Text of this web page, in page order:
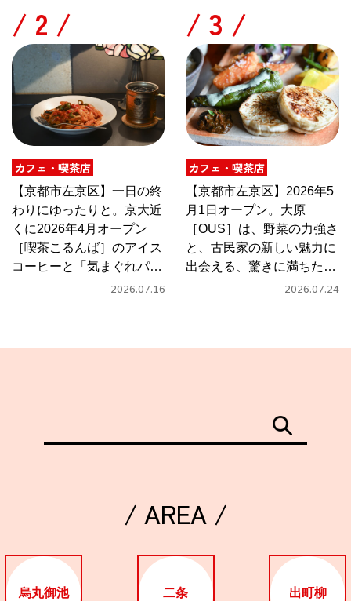
/
カフェ・喫茶店
【京都市左京区】一日の終
わりにゆったりと。京大近
くに2026年4月オープン
［喫茶こるんば］のアイス
コーヒーと「気まぐれパス
2026.07.16
/
カフェ・喫茶店
【京都市左京区】2026年5
月1日オープン。大原
［OUS］は、野菜の力強さ
と、古民家の新しい魅力に
出会える、驚きに満ちたカ
2026.07.24
/ AREA /
烏丸御池 二条 出町柳